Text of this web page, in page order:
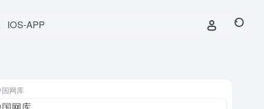
IOS-APP
国网库